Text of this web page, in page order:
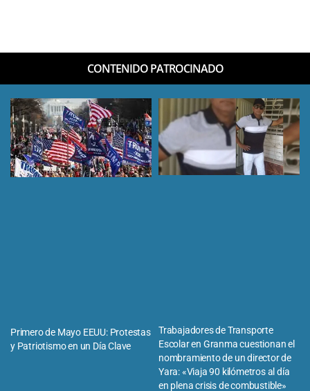
CONTENIDO PATROCINADO
Primero de Mayo EEUU: Protestas
y Patriotismo en un Día Clave
Trabajadores de Transporte
Escolar en Granma cuestionan el
nombramiento de un director de
Yara: «Viaja 90 kilómetros al día
en plena crisis de combustible»